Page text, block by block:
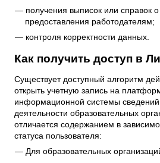
получения выписок или справок
предоставления работодателям;
контроля корректности данных.
Как получить доступ в
Существует доступный алгоритм
открыть учетную запись на
информационной системы сведений
деятельности образовательных
отличается содержанием в
статуса пользователя:
Для образовательных